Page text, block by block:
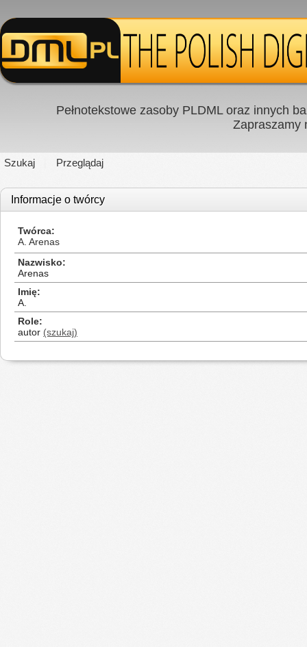
Pełnotekstowe zasoby PLDML oraz innych
Zapraszamy
Szukaj Przeglądaj
Informacje o twórcy
Twórca
A. Arenas
Nazwisko
Arenas
Imię
A.
Role
autor (szukaj)